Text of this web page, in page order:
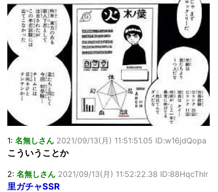
佐藤絢音ちゃん(11)が万バズ！！
「洋画に日本版主題歌は必要か?」論争
超能力が使えるようになったので限界まで極める事にした件
その２
北原ももさんの挑発!!!
【画像】『プリズマ☆イリヤ』の新グッズ、流石に一線を越
えてしまう
敵「ダンクーガは合体するまでが長過ぎてつまらない」←合
体する前から面白いんだよなぁ
まとめチェッカーは閉鎖しました。RSSの解除をお願いしま
【信長の野望・新生】米問屋をどういう時にどこに建てるの
NHKにようこそ！を見終えたんだがｗｗｗ
Powered by livedoor 相互RSS
1: 名無しさん 2021/09/13(月) 11:51:51.05 ID:w16jdQopa
こういうことか
2: 名無しさん 2021/09/13(月) 11:52:22.38 ID:88HqcThlr
里ガチャSSR